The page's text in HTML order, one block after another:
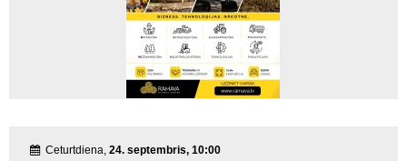
Ceturtdiena, 24. septembris, 10:00